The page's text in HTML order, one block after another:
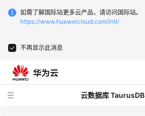
如需了解国际站更多云产品，请访问国际站。
https://www.huaweicloud.com/intl/
不再显示此消息
云数据库 TaurusDB